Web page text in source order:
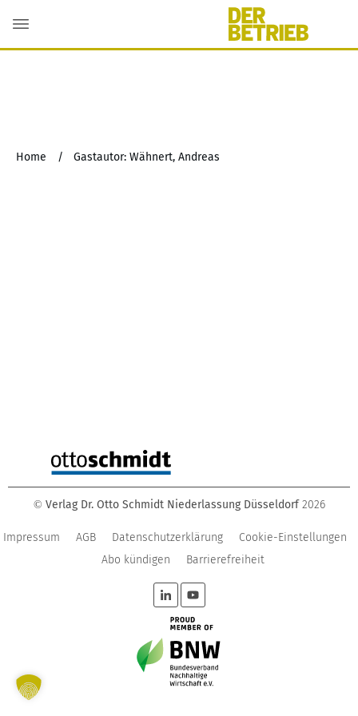
Home / Gastautor: Wähnert, Andreas
© Verlag Dr. Otto Schmidt Niederlassung Düsseldorf 2026
Impressum AGB Datenschutzerklärung
Cookie-Einstellungen
Abo kündigen
Barrierefreiheit